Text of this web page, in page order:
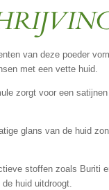
van deze poeder
met een vette huid.
zorgt voor een
glans van de huid
stoffen zoals Buriti
huid uitdroogt.